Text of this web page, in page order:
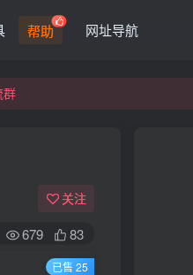
帮助 网址导航
群
关注
679 83
已售 25